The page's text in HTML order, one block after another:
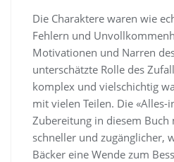
Die Charaktere waren wie
Fehlern und
Motivationen und Narren
unterschätzte Rolle des
komplex und vielschichtig
mit vielen Teilen. Die
Zubereitung in diesem Buch
schneller und zugänglicher,
Bäcker eine Wende zum